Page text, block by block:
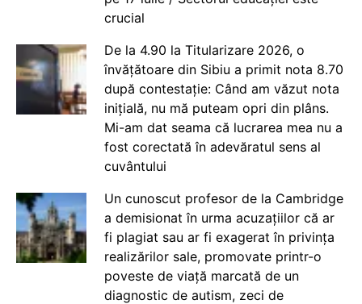
crucial
De la 4.90 la Titularizare 2026, o
învățătoare din Sibiu a primit nota 8.70
după contestație: Când am văzut nota
inițială, nu mă puteam opri din plâns.
Mi-am dat seama că lucrarea mea nu a
fost corectată în adevăratul sens al
cuvântului
Un cunoscut profesor de la Cambridge
a demisionat în urma acuzațiilor că ar
fi plagiat sau ar fi exagerat în privința
realizărilor sale, promovate printr-o
poveste de viață marcată de un
diagnostic de autism, zeci de